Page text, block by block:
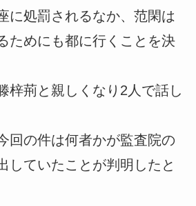
に処罰されるなか、范閑は
ためにも都に行くことを決
梓荊と親しくなり2人で話し
回の件は何者かが監査院の
していたことが判明したと